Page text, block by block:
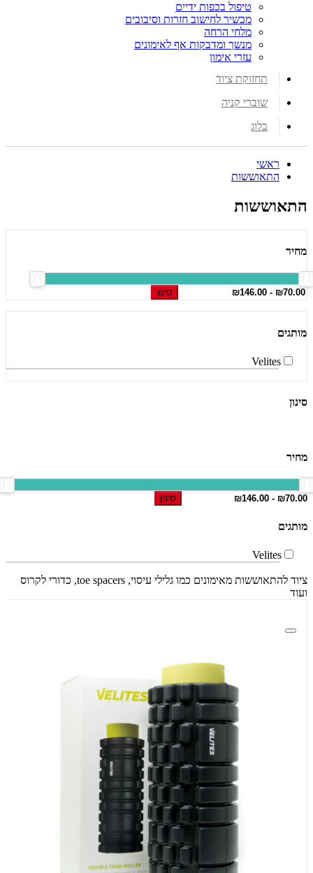
טיפול בכפות ידיים
מכשיר לחישוב חזרות וסיבובים
מלחי הרחה
מנשך ומדבקות אף לאימונים
עזרי אימון
תחזוקת ציוד
שוברי קניה
בלוג
ראשי
התאוששות
התאוששות
מחיר
סינון
מותגים
Velites
סינון
מחיר
סינון
מותגים
Velites
ציוד להתאוששות מאימונים כמו גלילי עיסוי, toe spacers, כדורי לקרוס
ועוד